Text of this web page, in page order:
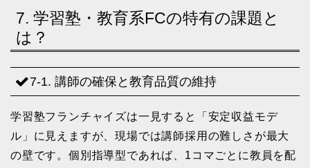
7. 学習塾・教育系FCの特有の課題と
は？
7-1. 講師の確保と教育品質の維持
学習塾フランチャイズは一見すると「安定収益モデ
ル」に見えますが、現場では講師採用の難しさが最大
の壁です。個別指導型であれば、1コマごとに教員を配